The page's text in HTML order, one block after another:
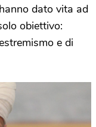
dato vita ad
obiettivo:
e di